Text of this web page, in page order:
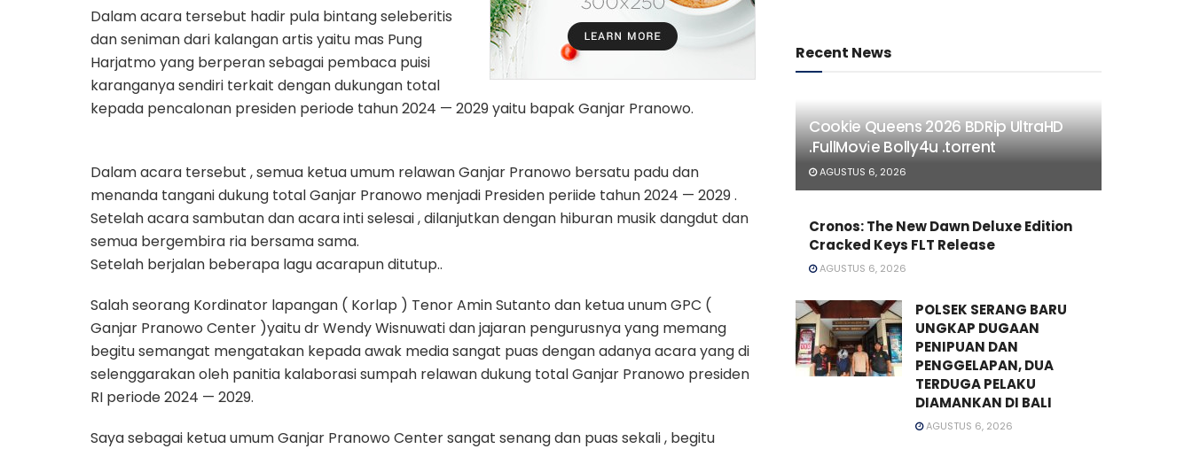
Dalam acara tersebut hadir pula bintang seleberitis
dan seniman dari kalangan artis yaitu mas Pung
Harjatmo yang berperan sebagai pembaca puisi
karanganya sendiri terkait dengan dukungan total
kepada pencalonan presiden periode tahun 2024 — 2029 yaitu bapak Ganjar Pranowo.
Dalam acara tersebut , semua ketua umum relawan Ganjar Pranowo bersatu padu dan
menanda tangani dukung total Ganjar Pranowo menjadi Presiden periide tahun 2024 — 2029 .
Setelah acara sambutan dan acara inti selesai , dilanjutkan dengan hiburan musik dangdut dan
semua bergembira ria bersama sama.
Setelah berjalan beberapa lagu acarapun ditutup..
Salah seorang Kordinator lapangan ( Korlap ) Tenor Amin Sutanto dan ketua unum GPC (
Ganjar Pranowo Center )yaitu dr Wendy Wisnuwati dan jajaran pengurusnya yang memang
begitu semangat mengatakan kepada awak media sangat puas dengan adanya acara yang di
selenggarakan oleh panitia kalaborasi sumpah relawan dukung total Ganjar Pranowo presiden
RI periode 2024 — 2029.
Saya sebagai ketua umum Ganjar Pranowo Center sangat senang dan puas sekali , begitu
Recent News
Cookie Queens 2026 BDRip UltraHD
.FullMov𝗂e Bolly4u .torrent
AGUSTUS 6, 2026
Cronos: The New Dawn Deluxe Edition
Cracked Keys FLT Release
AGUSTUS 6, 2026
POLSEK SERANG BARU
UNGKAP DUGAAN
PENIPUAN DAN
PENGGELAPAN, DUA
TERDUGA PELAKU
DIAMANKAN DI BALI
AGUSTUS 6, 2026